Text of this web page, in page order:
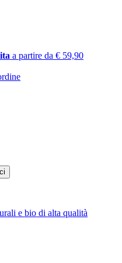
a partire da € 59,90
e bio di alta qualità